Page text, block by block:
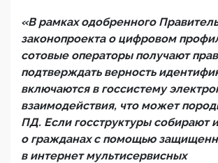
«В рамках одобренного
законопроекта о цифровом
сотовые операторы получают
подтверждать верность
включаются в госсистему
взаимодействия, что может
ПД. Если госструктуры собирают
о гражданах с помощью
в интернет мультисервисных